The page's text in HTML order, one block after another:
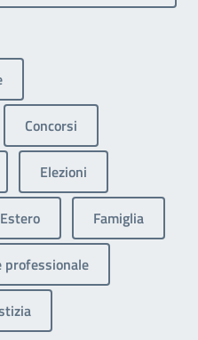
Concorsi
Elezioni
Estero Famiglia
professionale